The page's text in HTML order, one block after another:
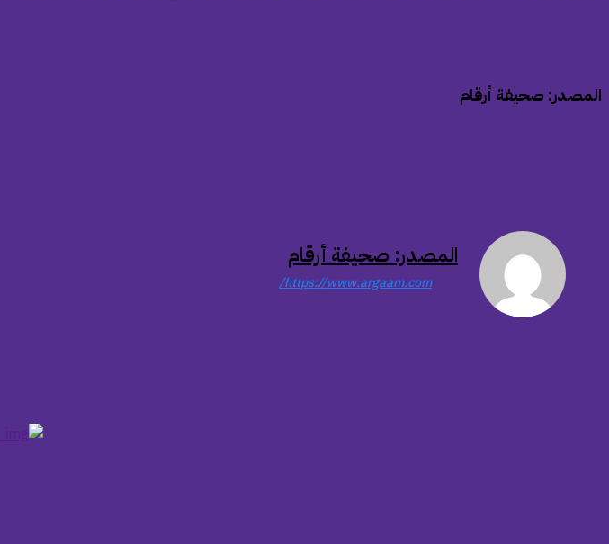
المصدر: صحيفة أرقام
المصدر: صحيفة أرقام
https://www.argaam.com/